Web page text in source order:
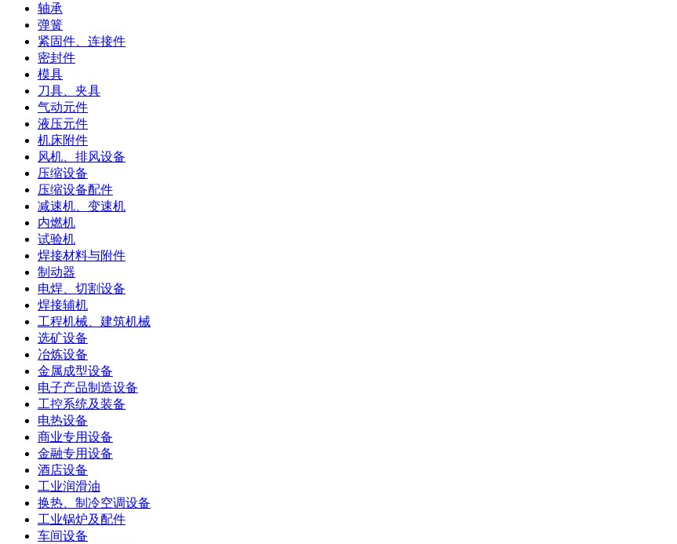
轴承
弹簧
紧固件、连接件
密封件
模具
刀具、夹具
气动元件
液压元件
机床附件
风机、排风设备
压缩设备
压缩设备配件
减速机、变速机
内燃机
试验机
焊接材料与附件
制动器
电焊、切割设备
焊接辅机
工程机械、建筑机械
选矿设备
冶炼设备
金属成型设备
电子产品制造设备
工控系统及装备
电热设备
商业专用设备
金融专用设备
酒店设备
工业润滑油
换热、制冷空调设备
工业锅炉及配件
车间设备